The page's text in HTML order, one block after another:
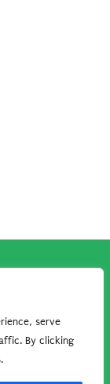
serve
By clicking
idonei.
in questo sito
per gli amanti